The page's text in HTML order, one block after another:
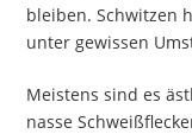
bleiben. Schwitzen
unter gewissen
Meistens sind es
nasse